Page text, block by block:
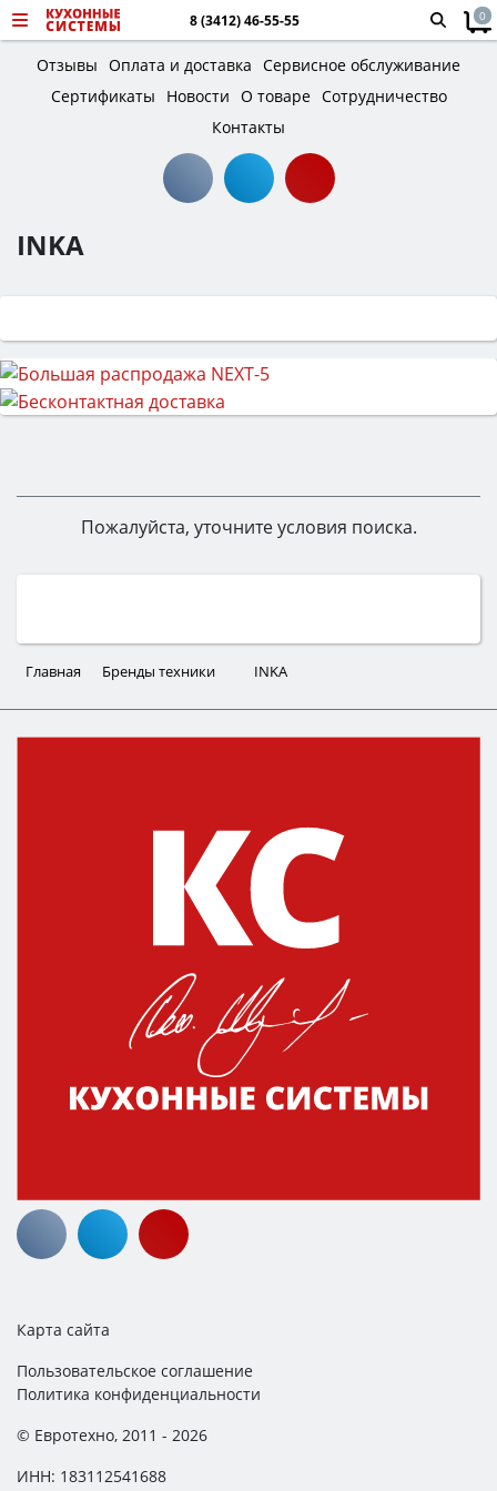
8 (3412) 46-55-55 0
Отзывы Оплата и доставка Сервисное обслуживание
Сертификаты
Новости О товаре Сотрудничество
Контакты
INKA
Пожалуйста, уточните условия поиска.
Главная Бренды техники INKA
Карта сайта
Пользовательское соглашение
Политика конфиденциальности
© Евротехно, 2011 - 2026
ИНН: 183112541688